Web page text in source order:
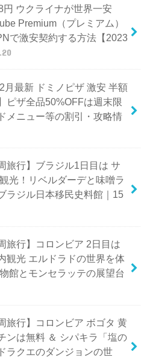
円 ウクライナが世界一安
Premium（プレミアム）
で激安契約する方法【2023
2月最新 ドミノピザ 激安 半額
ピザ全品50%OFFは週末限
メニュー等の割引・攻略情
旅行】ブラジル1日目は サ
光！リベルダーデと味噌ラ
ラジル日本移民史料館｜15
旅行】コロンビア 2日目は
観光 エルドラドの世界を体
館とモンセラッテの展望台
旅行】コロンビア ボゴタ 黄
ンは無料 ＆ シパキラ「塩の
ラクエのダンジョンの世